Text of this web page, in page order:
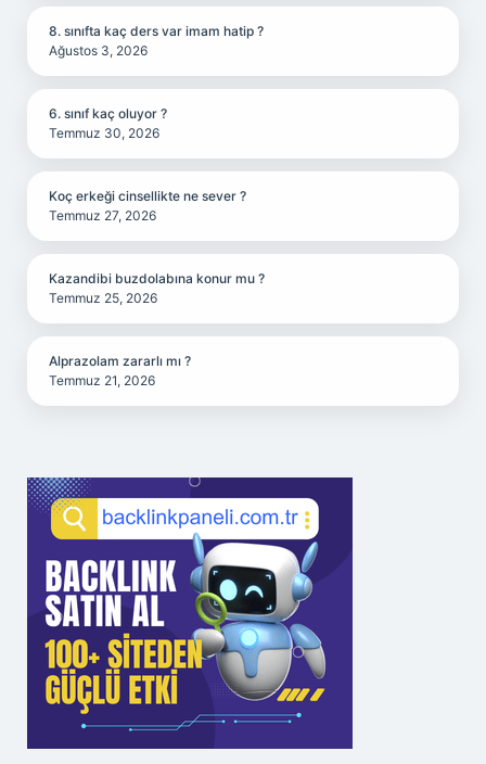
8. sınıfta kaç ders var imam hatip ?
Ağustos 3, 2026
6. sınıf kaç oluyor ?
Temmuz 30, 2026
Koç erkeği cinsellikte ne sever ?
Temmuz 27, 2026
Kazandibi buzdolabına konur mu ?
Temmuz 25, 2026
Alprazolam zararlı mı ?
Temmuz 21, 2026